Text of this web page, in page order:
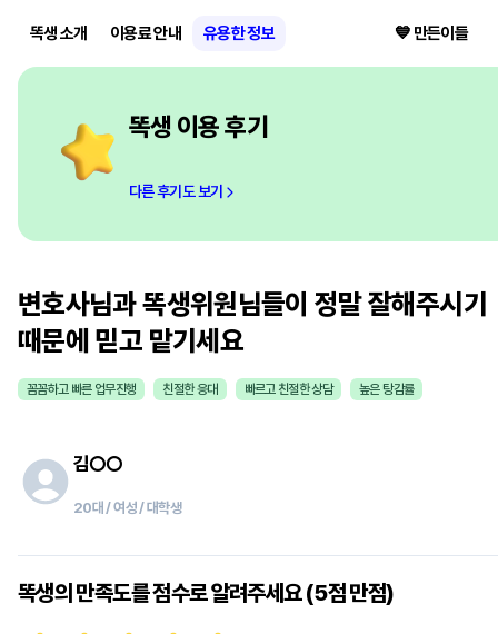
똑생 소개 이용료 안내 유용한 정보 💙 만든이들
똑생 이용 후기
다른 후기도 보기
변호사님과 똑생위원님들이 정말 잘해주시기
때문에 믿고 맡기세요
꼼꼼하고 빠른 업무진행 친절한 응대 빠르고 친절한 상담 높은 탕감률
김○○
20대 / 여성 / 대학생
똑생의 만족도를 점수로 알려주세요 (5점 만점)